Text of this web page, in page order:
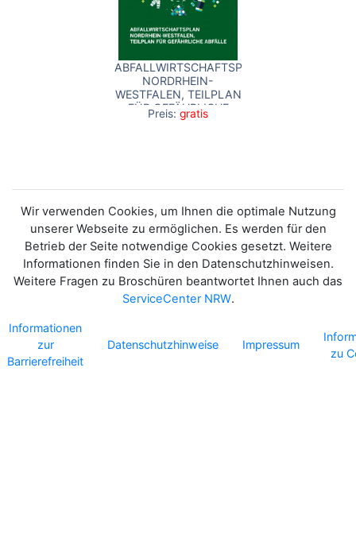
ABFALLWIRTSCHAFTSPLAN
NORDRHEIN-
WESTFALEN, TEILPLAN
FÜR GEFÄHRLICHE
ABFÄLLE
Preis: gratis
Wir verwenden Cookies, um Ihnen die optimale Nutzung
unserer Webseite zu ermöglichen. Es werden für den
Betrieb der Seite notwendige Cookies gesetzt. Weitere
Informationen finden Sie in den Datenschutzhinweisen.
Weitere Fragen zu Broschüren beantwortet Ihnen auch das
ServiceCenter NRW.
Informationen
zur
Barrierefreiheit
Datenschutzhinweise Impressum
zu